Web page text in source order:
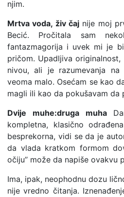
njim.
Mrtva voda, živ čaj nije moj
Becić. Pročitala sam
fantazmagorija i uvek mi je
pričom. Upadljiva
nivou, ali je razumevanja na
veoma malo. Osećam se kao
magli ili kao da pokušavam da
Dvije muhe:druga muha
kompletna, klasično
besprekorna, vidi se da je
da vlada kratkom formom
očiju’’ može da napiše ovakvu
Ima, ipak, neophodnu dozu
nije vredno čitanja.